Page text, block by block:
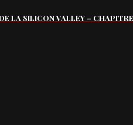
LA SILICON VALLEY –